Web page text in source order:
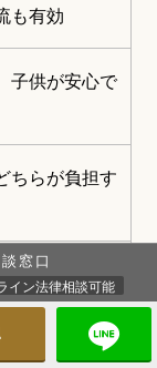
も有効
子供が安心で
ちらが負担す
場合は、支援
や付き添いも
窓口
イン法律相談可能